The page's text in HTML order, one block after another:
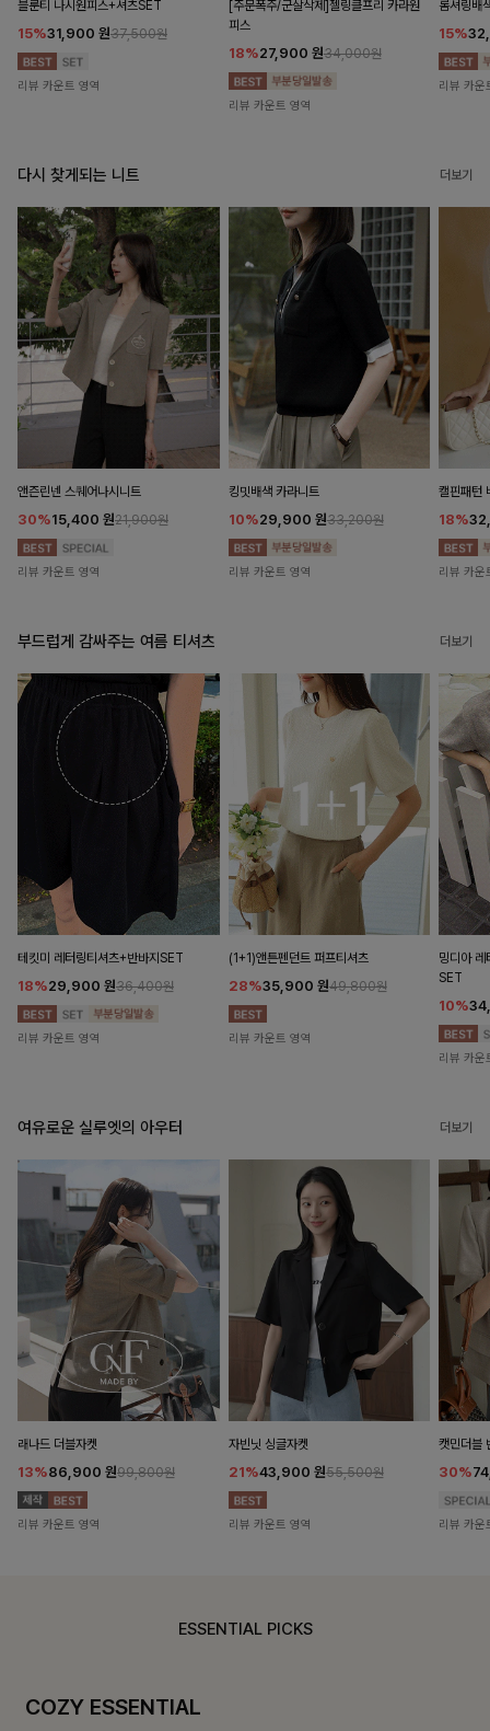
블룬티 나시원피스+셔츠SET
15%31,900 원37,500원
리뷰 카운트 영역
[주문폭주/군살삭제]젤링클프리 카라원
피스
18%27,900 원34,000원
리뷰 카운트 영역
롬셔링배
15%
리뷰 카운
다시 찾게되는 니트 더보기
앤즌린넨 스퀘어나시니트
30%15,400 원21,900원
리뷰 카운트 영역
킹밋배색 카라니트
10%29,900 원33,200원
리뷰 카운트 영역
캘핀패턴
18%
리뷰 카운
부드럽게 감싸주는 여름 티셔츠 더보기
테킷미 레터링티셔츠+반바지SET
18%29,900 원36,400원
리뷰 카운트 영역
(1+1)앤튼펜던트 퍼프티셔츠
28%35,900 원49,800원
리뷰 카운트 영역
밍디아 레
SET
10%
리뷰 카운
여유로운 실루엣의 아우터 더보기
래나드 더블자켓
13%86,900 원99,800원
리뷰 카운트 영역
자빈닛 싱글자켓
21%43,900 원55,500원
리뷰 카운트 영역
캣민더블
30%
리뷰 카운
ESSENTIAL PICKS
COZY ESSENTIAL